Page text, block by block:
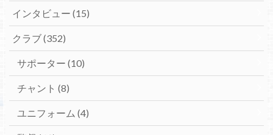
インタビュー (15)
クラブ(352)
サポーター (10)
チャント (8)
ユニフォーム (4)